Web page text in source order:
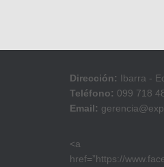
Dirección: Ibarra -
Teléfono: 099 718
Email:
<a
href=”https://